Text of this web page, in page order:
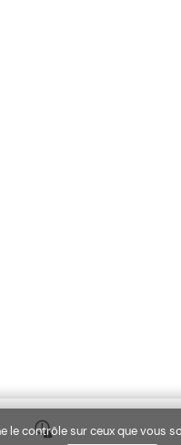
le contrôle sur ceux que vous